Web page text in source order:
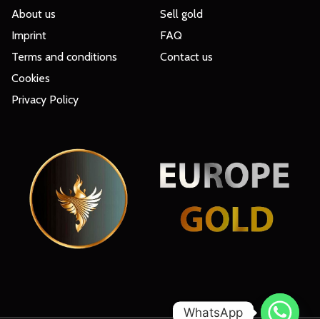
About us
Imprint
Terms and conditions
Cookies
Privacy Policy
Sell gold
FAQ
Contact us
WhatsApp